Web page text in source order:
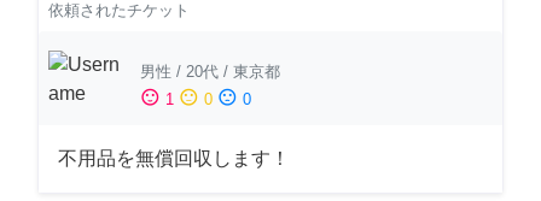
依頼されたチケット
男性 / 20代 / 東京都
sentiment_satisfied 1 sentiment_neutral 0 sentiment_dissatisfied 0
不用品を無償回収します！